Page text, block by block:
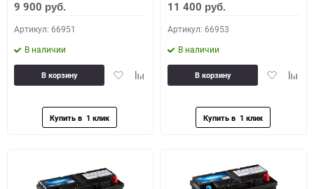
9 900 руб.
Артикул: 66951
В наличии
ДобавитьДобавить
В корзину
11 400 руб.
Артикул: 66953
В наличии
Добавить
В корзину